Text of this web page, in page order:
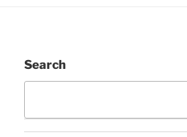
Search